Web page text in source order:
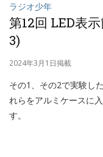
ラジオ少年
第12回 LED表
3)
2024年3月1日掲載
その1、その2で実験し
れらをアルミケースに
す。